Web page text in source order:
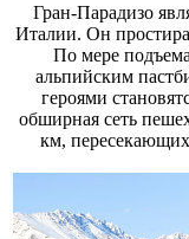
Гран-Парадизо
Италии. Он
По мере
альпийским
героями
обширная сеть
км,